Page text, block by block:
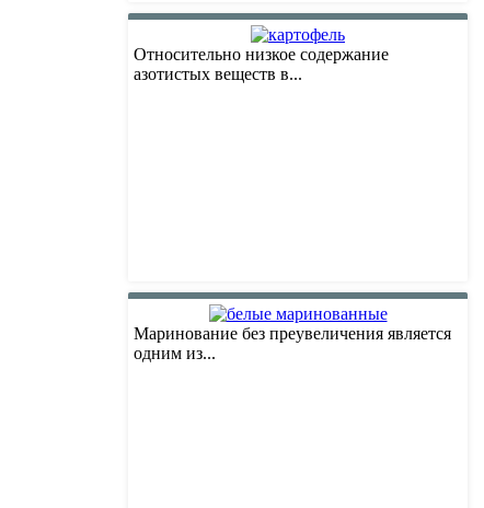
Относительно низкое содержание
азотистых веществ в...
Маринование без преувеличения является
одним из...